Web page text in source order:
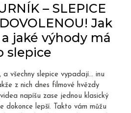
– SLEPICE
Jak
jaké výhody má
slepice
a všechny slepice vypadají… inu
z nich dnes filmové hvězdy
napíšu zase jednou klasický
dokonce lepší. Takto vám můžu